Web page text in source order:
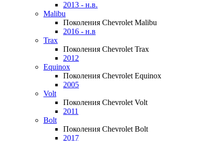
2013 - н.в.
Malibu
Поколения Chevrolet Malibu
2016 - н.в
Trax
Поколения Chevrolet Trax
2012
Equinox
Поколения Chevrolet Equinox
2005
Volt
Поколения Chevrolet Volt
2011
Bolt
Поколения Chevrolet Bolt
2017